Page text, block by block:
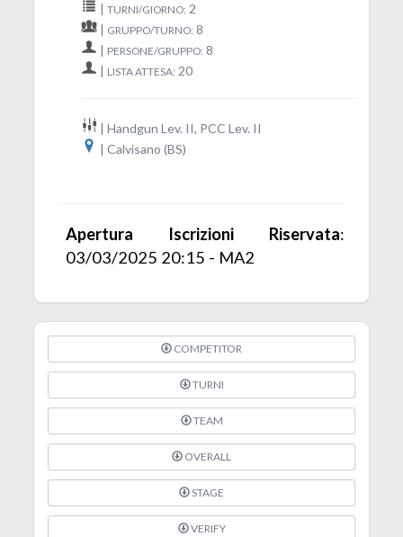
|TURNI/GIORNO: 2
| GRUPPO/TURNO: 8
| PERSONE/GRUPPO: 8
| LISTA ATTESA: 20
| Handgun Lev. II, PCC Lev. II
| Calvisano (BS)
Apertura Iscrizioni Riservata:
03/03/2025 20:15 - MA2
COMPETITOR
TURNI
TEAM
OVERALL
STAGE
VERIFY